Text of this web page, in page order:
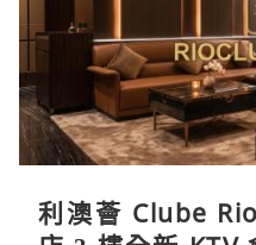
利澳薈 Clube